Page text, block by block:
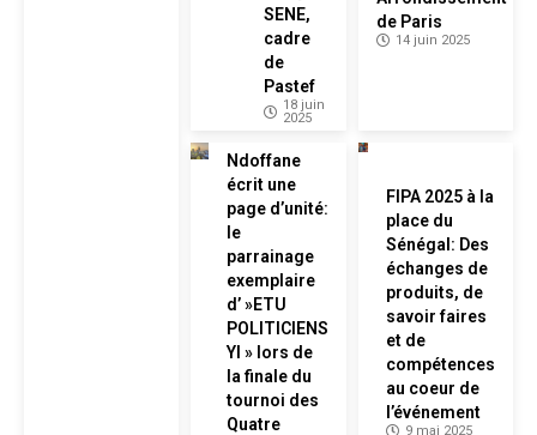
SENE,
cadre
de
Pastef
18 juin
2025
de Paris
14 juin 2025
Ndoffane
écrit une
page d’unité:
le
parrainage
exemplaire
d’ »ETU
POLITICIENS
YI » lors de
la finale du
tournoi des
Quatre
FIPA 2025 à la
place du
Sénégal: Des
échanges de
produits, de
savoir faires
et de
compétences
au coeur de
l’événement
9 mai 2025